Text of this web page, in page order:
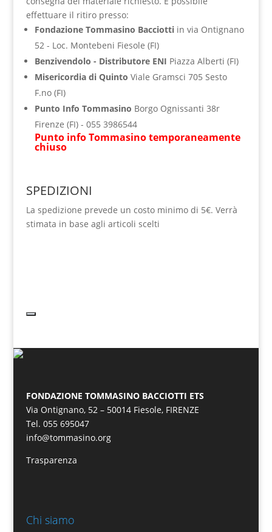
effettuare il ritiro presso:
Fondazione Tommasino Bacciottiin via Ontignano
52 - Loc. Montebeni Fiesole (FI)
Benzivendolo - Distributore ENI Piazza Alberti (FI)
Misericordia di Quinto Viale Gramsci 705 Sesto
F.no (FI)
Punto Info Tommasino Borgo Ognissanti 38r
Firenze (FI) - ‭055 3986544‬
Punto info Tommasino temporaneamente
chiuso
SPEDIZIONI
La spedizione prevede un costo minimo di 5€. Verrà
stimata in base agli articoli scelti
FONDAZIONE TOMMASINO BACCIOTTI ETS
Via Ontignano, 52 – 50014 Fiesole, FIRENZE
Tel. 055 695047
info@tommasino.org
Trasparenza
Chi siamo